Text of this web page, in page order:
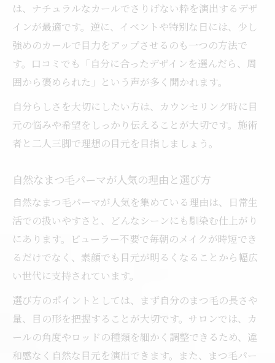
は、ナチュラルなカールでさりげない粋を演出するデザ
インが最適です。逆に、イベントや特別な日には、少し
強めのカールで目力をアップさせるのも一つの方法で
す。口コミでも「自分に合ったデザインを選んだら、周
囲から褒められた」という声が多く聞かれます。
自分らしさを大切にしたい方は、カウンセリング時に目
元の悩みや希望をしっかり伝えることが大切です。施術
者と二人三脚で理想の目元を目指しましょう。
自然なまつ毛パーマが人気の理由と選び方
自然なまつ毛パーマが人気を集めている理由は、日常生
活での扱いやすさと、どんなシーンにも馴染む仕上がり
にあります。ビューラー不要で毎朝のメイクが時短でき
るだけでなく、素顔でも目元が明るくなることから幅広
い世代に支持されています。
選び方のポイントとしては、まず自分のまつ毛の長さや
量、目の形を把握することが大切です。サロンでは、カ
ールの角度やロッドの種類を細かく調整できるため、違
和感なく自然な目元を演出できます。また、まつ毛パー